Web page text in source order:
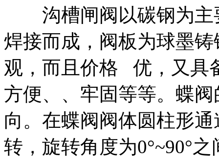
沟槽闸阀以碳钢为主
焊接而成，阀板为球墨
观，而且价格 优，又具
方便、、牢固等等。蝶
向。在蝶阀阀体圆柱形
转，旋转角度为0°~90°